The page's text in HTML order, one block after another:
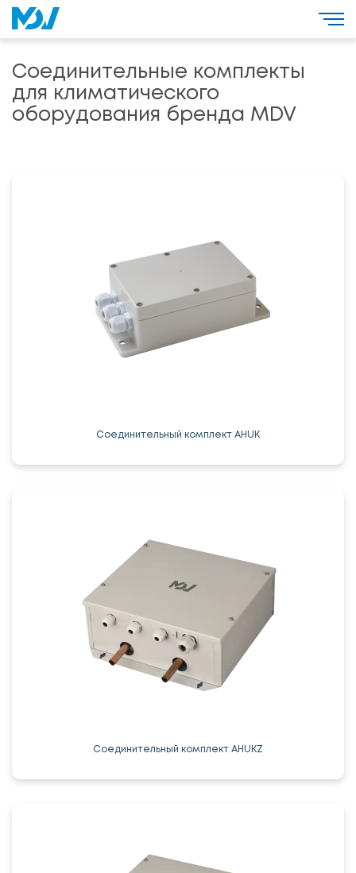
Соединительные комплекты
для климатического
оборудования бренда MDV
Соединительный комплект AHUK
Соединительный комплект AHUKZ